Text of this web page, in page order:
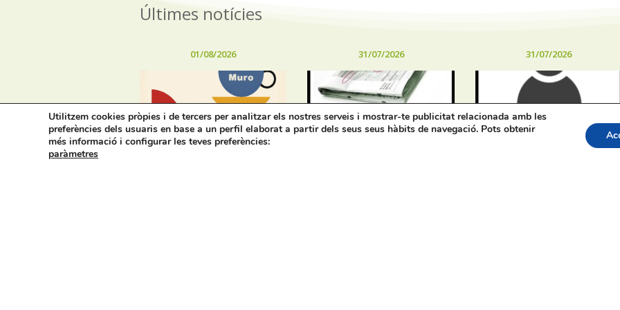
Últimes notícies
01/08/2026
Horaris d’estiu dels
bars, cafeteries i
31/07/2026 31/07/2026
Procés selectiu 1 plaça
tècnic/a de joventut –
Utilitzem cookies pròpies i de tercers per analitzar els nostres serveis i mostrar-te publicitat relacionada amb les
preferències dels usuaris en base a un perfil elaborat a partir dels seus seus hàbits de navegació. Pots obtenir
més informació i configurar les teves preferències:
paràmetres